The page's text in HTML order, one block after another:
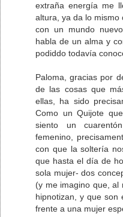
extraña energía me
altura, ya da lo
con un mundo
habla de un alma y
podiddo todavía
Paloma, gracias por
de las cosas que
ellas, ha sido
Como un Quijote
siento un
femenino,
con que la soltería
que hasta el día de
sola mujer- dos
(y me imagino que, al
hipnotizan, y que son
frente a una mujer